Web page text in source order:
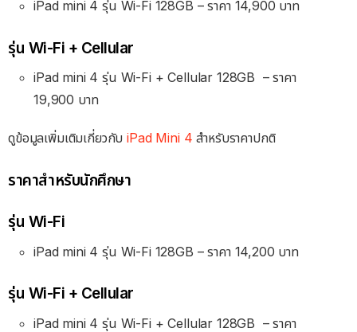
iPad mini 4 รุ่น Wi-Fi 128GB – ราคา 14,900 บาท
รุ่น Wi-Fi + Cellular
iPad mini 4 รุ่น Wi-Fi + Cellular 128GB – ราคา
19,900 บาท
ดูข้อมูลเพิ่มเติมเกี่ยวกับiPad Mini 4 สำหรับราคาปกติ
ราคาสำหรับนักศึกษา
รุ่น Wi-Fi
iPad mini 4 รุ่น Wi-Fi 128GB – ราคา 14,200 บาท
รุ่น Wi-Fi + Cellular
iPad mini 4 รุ่น Wi-Fi + Cellular 128GB – ราคา